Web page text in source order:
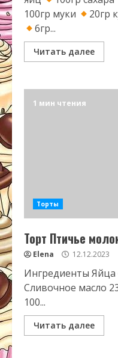
100гр муки
20гр
6гр...
Читать далее
1 мин чтения
Торты
Торт Птичье
Elena 12.12.2023
Ингредиенты Яйца
Сливочное масло
100...
Читать далее